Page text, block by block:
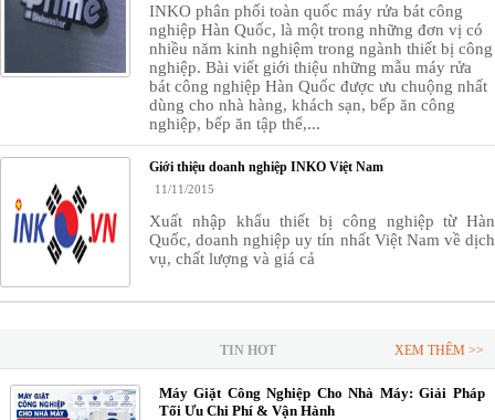
INKO phân phối toàn quốc máy rửa bát công
nghiệp Hàn Quốc, là một trong những đơn vị có
nhiều năm kinh nghiệm trong ngành thiết bị công
nghiệp. Bài viết giới thiệu những mẫu máy rửa
bát công nghiệp Hàn Quốc được ưu chuộng nhất
dùng cho nhà hàng, khách sạn, bếp ăn công
nghiệp, bếp ăn tập thể,...
Giới thiệu doanh nghiệp INKO Việt Nam
11/11/2015
Xuất nhập khẩu thiết bị công nghiệp từ Hàn
Quốc, doanh nghiệp uy tín nhất Việt Nam về dịch
vụ, chất lượng và giá cả
TIN HOT XEM THÊM >>
Máy Giặt Công Nghiệp Cho Nhà Máy: Giải Pháp
Tối Ưu Chi Phí & Vận Hành